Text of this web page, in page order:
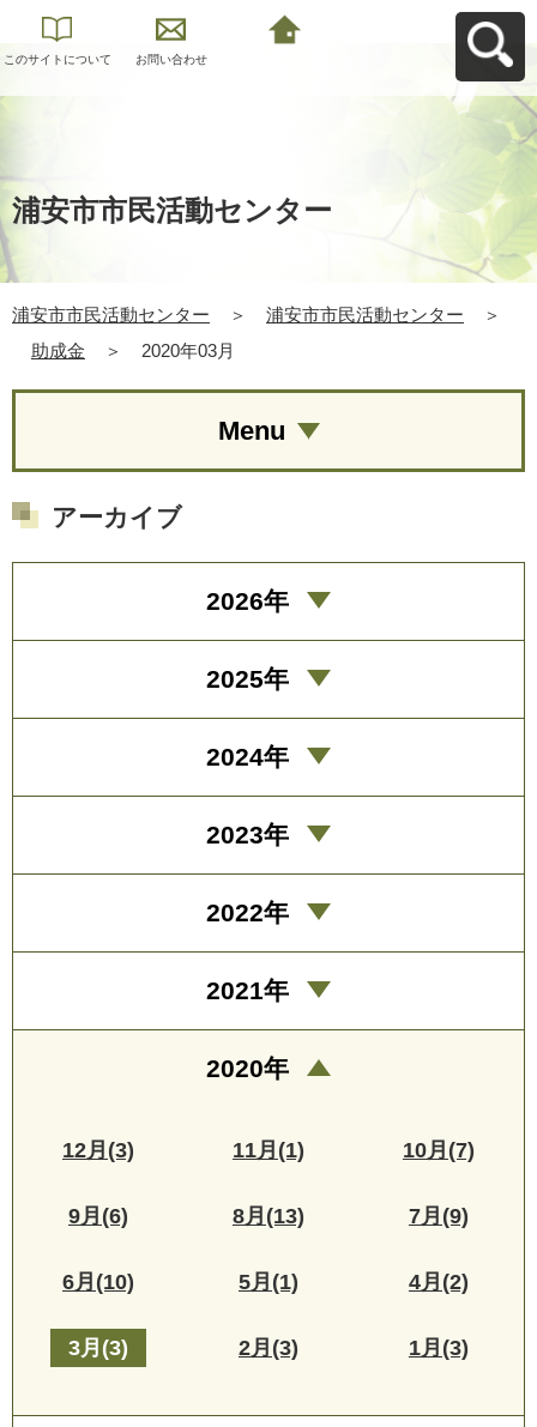
このサイトについて お問い合わせ
浦安市市民活動センター
浦安市市民活動センター ＞ 浦安市市民活動センター
＞
助成金
＞ 2020年03月
Menu
アーカイブ
2026年
2025年
2024年
2023年
2022年
2021年
2020年
12月(3) 11月(1) 10月(7)
9月(6) 8月(13) 7月(9)
6月(10) 5月(1) 4月(2)
3月(3) 2月(3) 1月(3)